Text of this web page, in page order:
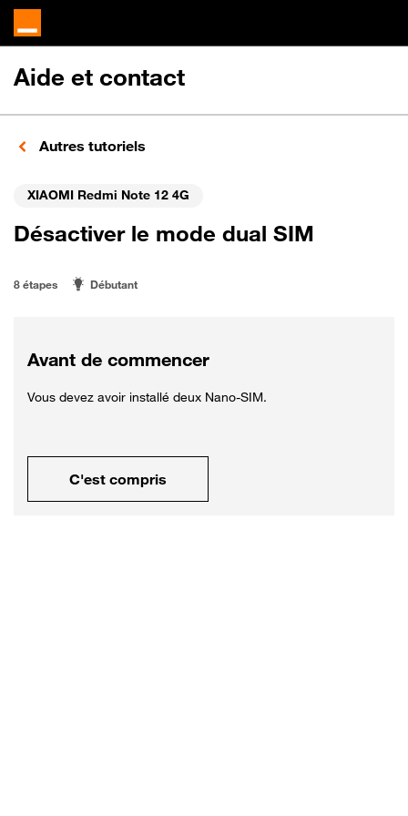
Aide et contact
Autres tutoriels
XIAOMI Redmi Note 12 4G
Désactiver le mode dual SIM
8 étapes Débutant
Avant de commencer
Vous devez avoir installé deux Nano-SIM.
C'est compris